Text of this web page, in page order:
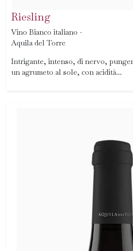
Riesling
Vino Bianco italiano -
Aquila del Torre
Intrigante, intenso, di nervo,
un agrumeto al sole, con acidità...